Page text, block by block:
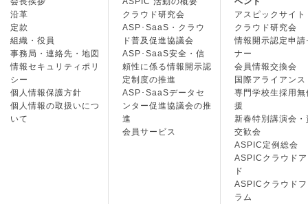
沿革
定款
組織・役員
事務局・連絡先・地図
情報セキュリティポリ
シー
個人情報保護方針
個人情報の取扱いにつ
いて
クラウド研究会
ASP･SaaS・クラウ
ド普及促進協議会
ASP･SaaS安全・信
頼性に係る情報開示認
定制度の推進
ASP･SaaSデータセ
ンター促進協議会の推
進
会員サービス
アスピックサイト
クラウド研究会
情報開示認定申請
ナー
会員情報交換会
国際アライアンス
専門学校生採用無
援
新春特別講演会・
交歓会
ASPIC定例総会
ASPICクラウド
ド
ASPICクラウド
ラム